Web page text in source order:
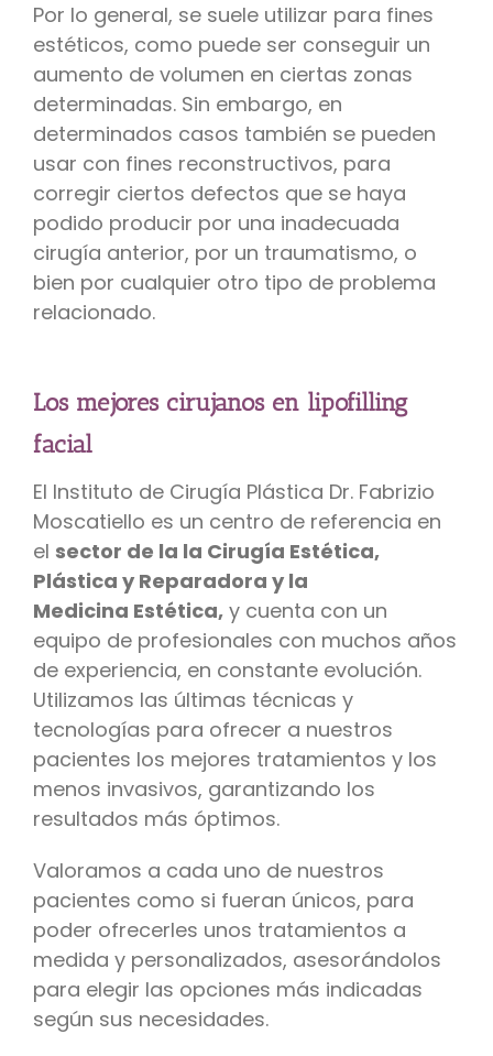
Por lo general, se suele utilizar para fines
estéticos, como puede ser conseguir un
aumento de volumen en ciertas zonas
determinadas. Sin embargo, en
determinados casos también se pueden
usar con fines reconstructivos, para
corregir ciertos defectos que se haya
podido producir por una inadecuada
cirugía anterior, por un traumatismo, o
bien por cualquier otro tipo de problema
relacionado.
Los mejores cirujanos en lipofilling
facial
El Instituto de Cirugía Plástica Dr. Fabrizio
Moscatiello es un centro de referencia en
el sector de la la Cirugía Estética,
Plástica y Reparadora y la
Medicina Estética,y cuenta con un
equipo de profesionales con muchos años
de experiencia, en constante evolución.
Utilizamos las últimas técnicas y
tecnologías para ofrecer a nuestros
pacientes los mejores tratamientos y los
menos invasivos, garantizando los
resultados más óptimos.
Valoramos a cada uno de nuestros
pacientes como si fueran únicos, para
poder ofrecerles unos tratamientos a
medida y personalizados, asesorándolos
para elegir las opciones más indicadas
según sus necesidades.